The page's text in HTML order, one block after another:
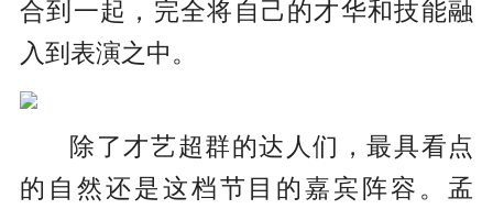
合到一起，完全将自己的才华和技能融
入到表演之中。
除了才艺超群的达人们，最具看点
的自然还是这档节目的嘉宾阵容。孟